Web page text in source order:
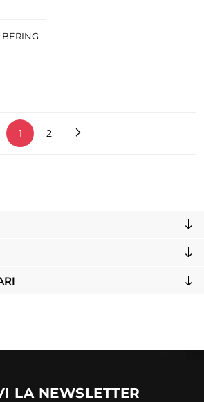
BERING
1 2
LA NEWSLETTER